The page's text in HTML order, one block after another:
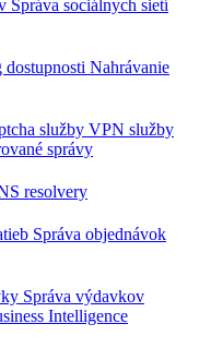
Správa sociálnych sietí
Nahrávanie
služby VPN služby
správy
resolvery
Správa objednávok
Správa výdavkov
Intelligence